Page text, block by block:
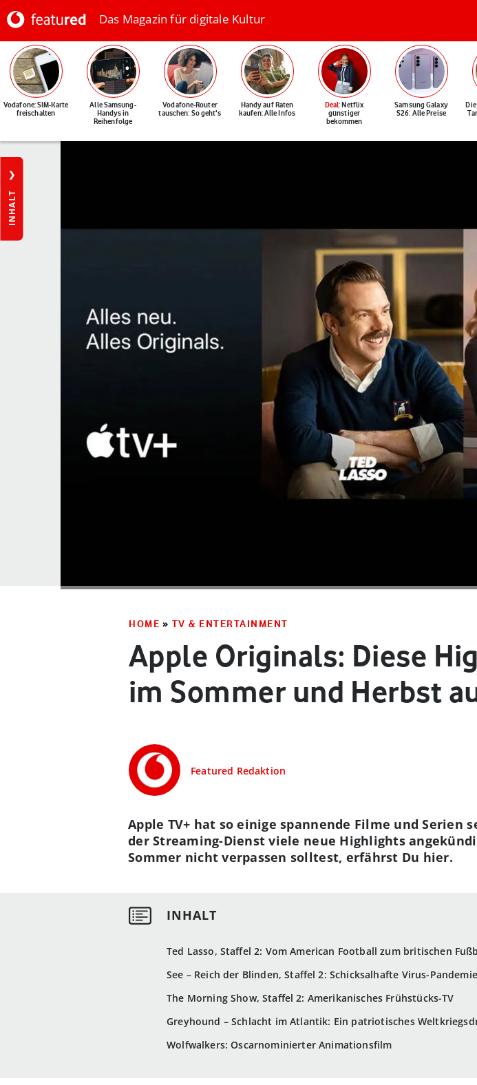
Das Magazin für digitale Kultur
Vodafone: SIM-Karte
freischalten
Alle Samsung-
Handys in
Reihenfolge
Vodafone-Router
tauschen: So geht's
Handy auf Raten
kaufen: Alle Infos
Deal: Netflix
günstiger
bekommen
Samsung Galaxy
S26: Alle Preise
INHALT
HOME » TV & ENTERTAINMENT
Apple Originals: Diese
im Sommer und Herbst
Featured Redaktion
Ted Lasso, Staffel 2: Vom American Football zum britischen
See – Reich der Blinden, Staffel 2: Schicksalhafte Virus-Pandemie
The Morning Show, Staffel 2: Amerikanisches Frühstücks-TV
Greyhound – Schlacht im Atlantik: Ein patriotisches
Wolfwalkers: Oscarnominierter Animationsfilm
Apple TV+ hat so einige spannende Filme und
der Streaming-Dienst viele neue Highlights
Sommer nicht verpassen solltest, erfährst Du hier.